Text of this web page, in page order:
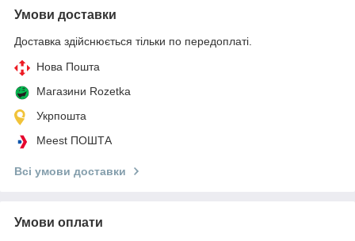
Умови доставки
Доставка здійснюється тільки по передоплаті.
Нова Пошта
Магазини Rozetka
Укрпошта
Meest ПОШТА
Всі умови доставки
Умови оплати